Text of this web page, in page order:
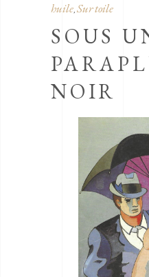
huile, Sur toile
SOUS
NOIR